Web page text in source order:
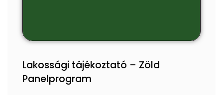
Lakossági tájékoztató – Zöld
Panelprogram